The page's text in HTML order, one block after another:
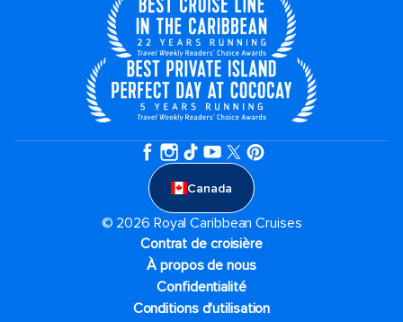
Canada
© 2026 Royal Caribbean Cruises
Contrat de croisière
À propos de nous
Confidentialité
Conditions d'utilisation